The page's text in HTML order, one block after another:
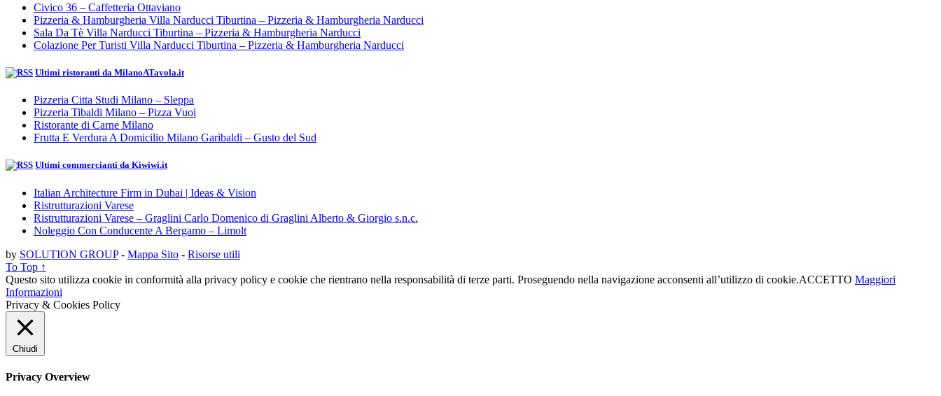
Civico 36 – Caffetteria Ottaviano
Pizzeria & Hamburgheria Villa Narducci Tiburtina – Pizzeria & Hamburgheria Narducci
Sala Da Tè Villa Narducci Tiburtina – Pizzeria & Hamburgheria Narducci
Colazione Per Turisti Villa Narducci Tiburtina – Pizzeria & Hamburgheria Narducci
Ultimi ristoranti da MilanoATavola.it
Pizzeria Citta Studi Milano – Sleppa
Pizzeria Tibaldi Milano – Pizza Vuoi
Ristorante di Carne Milano
Frutta E Verdura A Domicilio Milano Garibaldi – Gusto del Sud
Ultimi commercianti da Kiwiwi.it
Italian Architecture Firm in Dubai | Ideas & Vision
Ristrutturazioni Varese
Ristrutturazioni Varese – Graglini Carlo Domenico di Graglini Alberto & Giorgio s.n.c.
Noleggio Con Conducente A Bergamo – Limolt
by SOLUTION GROUP- Mappa Sito - Risorse utili
To Top ↑
Questo sito utilizza cookie in conformità alla privacy policy e cookie che rientrano nella responsabilità di terze parti. Proseguendo nella navigazione acconsenti all’utilizzo di cookie.ACCETTO Maggiori
Informazioni
Privacy & Cookies Policy
Chiudi
Privacy Overview